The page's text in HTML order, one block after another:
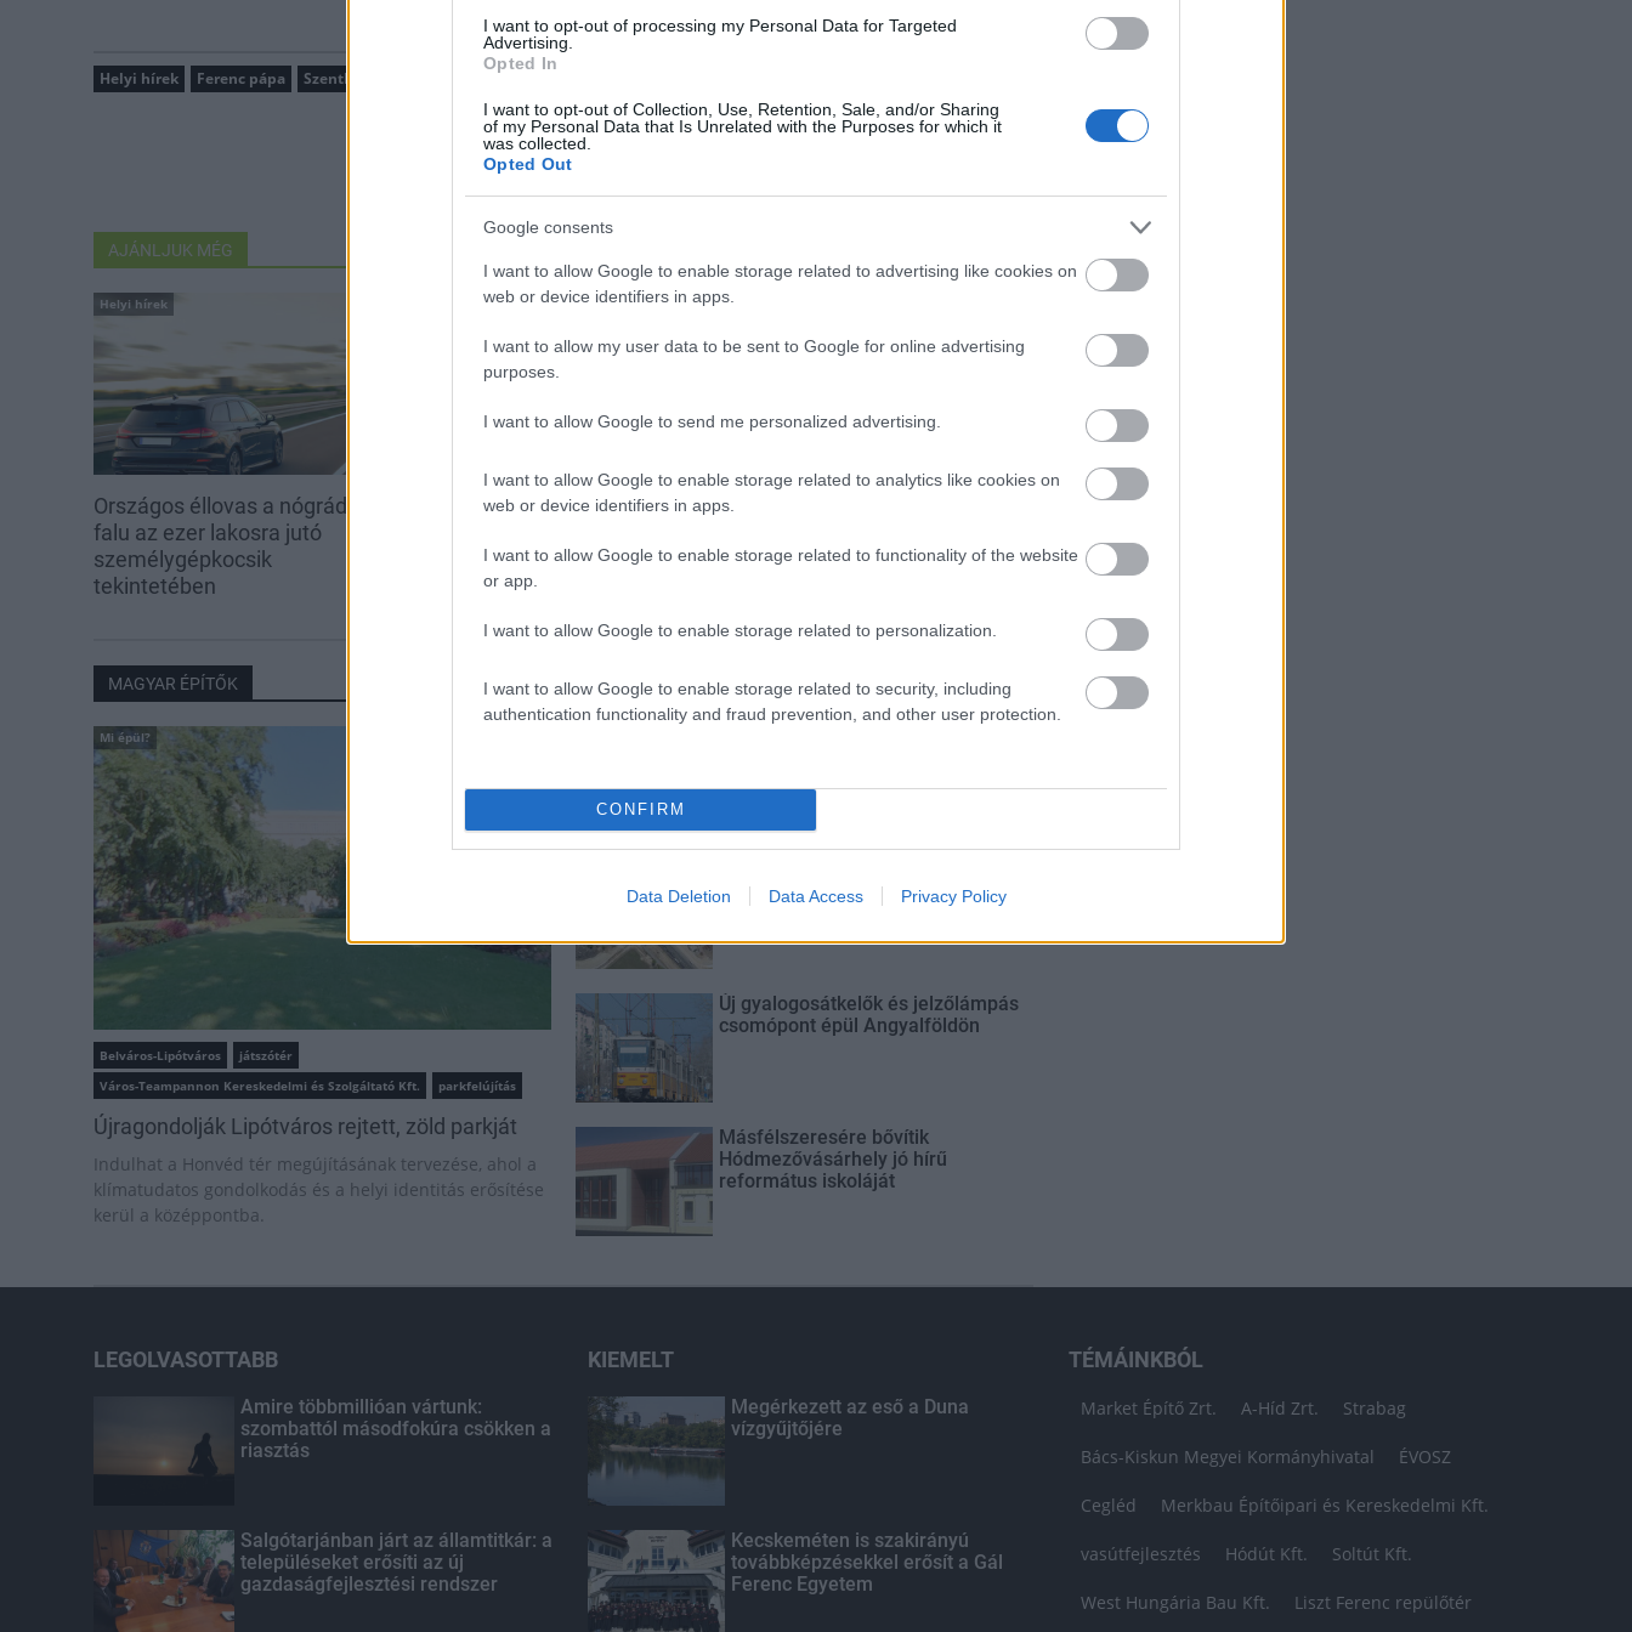
I want to opt-out of processing my Personal Data for Targeted
Advertising.
Opted In
I want to opt-out of Collection, Use, Retention, Sale, and/or Sharing
of my Personal Data that Is Unrelated with the Purposes for which it
was collected.
Opted Out
Google consents
I want to allow Google to enable storage related to advertising like cookies on
web or device identifiers in apps.
I want to allow my user data to be sent to Google for online advertising
purposes.
I want to allow Google to send me personalized advertising.
I want to allow Google to enable storage related to analytics like cookies on
web or device identifiers in apps.
I want to allow Google to enable storage related to functionality of the website
or app.
I want to allow Google to enable storage related to personalization.
I want to allow Google to enable storage related to security, including
authentication functionality and fraud prevention, and other user protection.
CONFIRM
Data Deletion Data Access Privacy Policy
Helyi hírek Ferenc pápa Szentkút
AJÁNLJUK MÉG
Helyi hírek
Országos éllovas a nógrádi pici
falu az ezer lakosra jutó
személygépkocsik
tekintetében
Három meghatározó épületét
Helyi hírek
Vasárnap Nógrádot is eléri a
MAGYAR ÉPÍTŐK
Mi épül?
Belváros-Lipótváros
játszótér
Város-Teampannon Kereskedelmi és Szolgáltató Kft.
parkfelújítás
Újragondolják Lipótváros rejtett, zöld parkját
Indulhat a Honvéd tér megújításának tervezése, ahol a
klímatudatos gondolkodás és a helyi identitás erősítése
kerül a középpontba.
Bicske Kelet csomópont építése
Új gyalogosátkelők és jelzőlámpás
csomópont épül Angyalföldön
Másfélszeresére bővítik
Hódmezővásárhely jó hírű
református iskoláját
LEGOLVASOTTABB
Amire többmillióan vártunk:
szombattól másodfokúra csökken a
riasztás
Salgótarjánban járt az államtitkár: a
településeket erősíti az új
gazdaságfejlesztési rendszer
KIEMELT
Megérkezett az eső a Duna
vízgyűjtőjére
Kecskeméten is szakirányú
továbbképzésekkel erősít a Gál
Ferenc Egyetem
TÉMÁINKBÓL
Market Építő Zrt. A-Híd Zrt. Strabag
Bács-Kiskun Megyei Kormányhivatal ÉVOSZ
Cegléd Merkbau Építőipari és Kereskedelmi Kft.
vasútfejlesztés Hódút Kft. Soltút Kft.
West Hungária Bau Kft. Liszt Ferenc repülőtér